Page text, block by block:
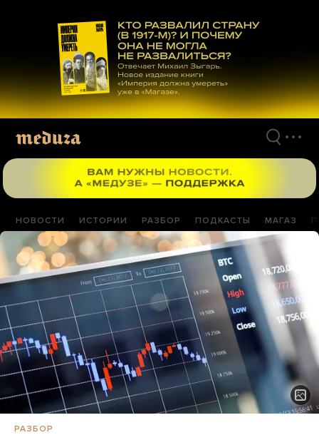
материалам
НОВОСТИ ИСТОРИИ РАЗБОР ПОДКАСТЫ МАГАЗ
РАЗБОР